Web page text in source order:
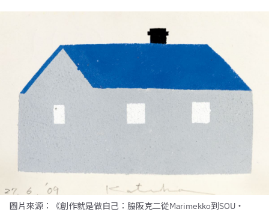
圖片來源：《創作就是做自己：脇阪克二從Marimekko到SOU・